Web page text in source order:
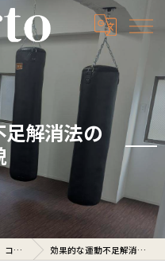
解消法の
コラム 効果的な運動不足解消法の全貌